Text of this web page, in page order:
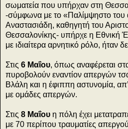
σωματεία που υπήρχαν στη
-σύμφωνα με το «Παλίμψηστο του
Αναστασιάδη, καθηγητή του
Θεσσαλονίκης- υπήρχε η Εθνική
με ιδιαίτερα αρνητικό ρόλο, ήταν δε
Στις 6 Μαΐου, όπως αναφέρεται
πυροβολούν εναντίον απεργών
Βλάλη και η έφιππη αστυνομία,
με ομάδες απεργών.
Στις 8 Μαΐου η πόλη έχει
με 70 περίπου τραυματίες